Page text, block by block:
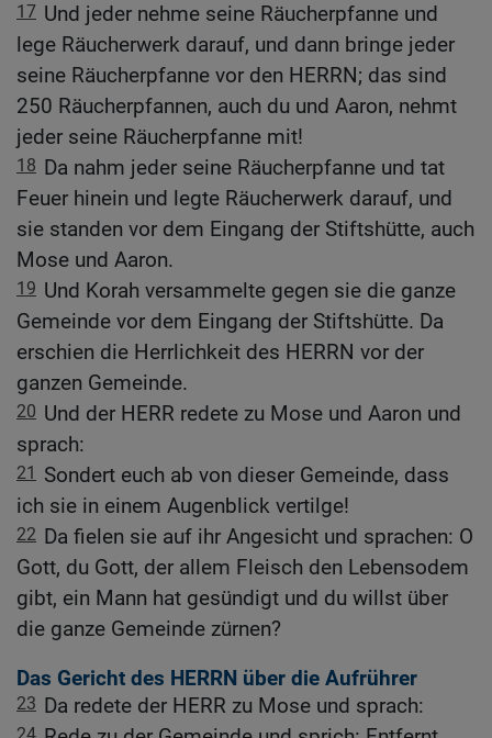
17 Und jeder nehme seine Räucherpfanne und
lege Räucherwerk darauf, und dann bringe jeder
seine Räucherpfanne vor den HERRN; das sind
250 Räucherpfannen, auch du und Aaron, nehmt
jeder seine Räucherpfanne mit!
18 Da nahm jeder seine Räucherpfanne und tat
Feuer hinein und legte Räucherwerk darauf, und
sie standen vor dem Eingang der Stiftshütte, auch
Mose und Aaron.
19 Und Korah versammelte gegen sie die ganze
Gemeinde vor dem Eingang der Stiftshütte. Da
erschien die Herrlichkeit des HERRN vor der
ganzen Gemeinde.
20 Und der HERR redete zu Mose und Aaron und
sprach:
21
Sondert euch ab von dieser Gemeinde, dass
ich sie in einem Augenblick vertilge!
22 Da fielen sie auf ihr Angesicht und sprachen: O
Gott, du Gott, der allem Fleisch den Lebensodem
gibt, ein Mann hat gesündigt und du willst über
die ganze Gemeinde zürnen?
Das Gericht des HERRN über die Aufrührer
23 Da redete der HERR zu Mose und sprach: